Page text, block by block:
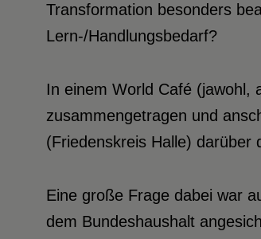
Transformation besonders
Lern-/Handlungsbedarf?
In einem World Café (jawohl,
zusammengetragen und
(Friedenskreis Halle) darüber
Eine große Frage dabei war
dem Bundeshaushalt